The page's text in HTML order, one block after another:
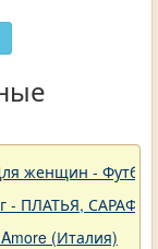
женщин -
- ПЛАТЬЯ,
(Италия)